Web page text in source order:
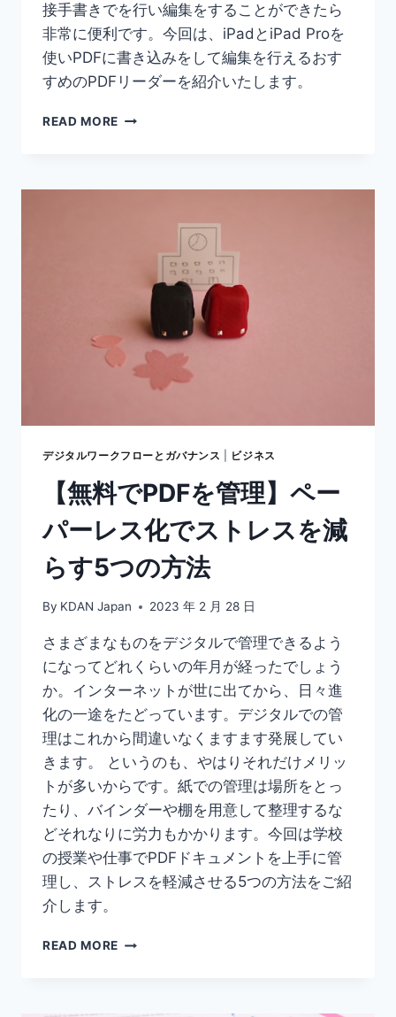
接手書きでを行い編集をすることができたら
非常に便利です。今回は、iPadとiPad Proを
使いPDFに書き込みをして編集を行えるおす
すめのPDFリーダーを紹介いたします。
READ MORE 【IPAD
き
編
と
プ
リ
を
紹
介
デジタルワークフローとガバナンス ビジネス
【無料でPDFを管理】ペー
パーレス化でストレスを減
らす5つの方法
By KDAN Japan 2023 年 2 月 28 日
さまざまなものをデジタルで管理できるよう
になってどれくらいの年月が経ったでしょう
か。インターネットが世に出てから、日々進
化の一途をたどっています。デジタルでの管
理はこれから間違いなくますます発展してい
きます。 というのも、やはりそれだけメリッ
トが多いからです。紙での管理は場所をとっ
たり、バインダーや棚を用意して整理するな
どそれなりに労力もかかります。今回は学校
の授業や仕事でPDFドキュメントを上手に管
理し、ストレスを軽減させる5つの方法をご紹
介します。
READ MORE 【無